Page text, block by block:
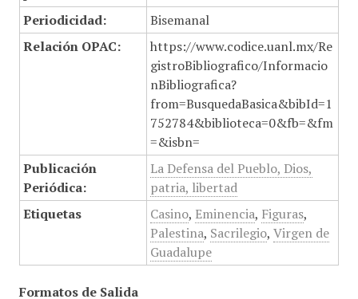
Periodicidad:
Bisemanal
Relación OPAC:
https://www.codice.uanl.mx/Re
gistroBibliografico/Informacio
nBibliografica?
from=BusquedaBasica&bibId=1
752784&biblioteca=0&fb=&fm
=&isbn=
Publicación
Periódica:
La Defensa del Pueblo, Dios,
patria, libertad
Etiquetas
Casino, Eminencia, Figuras,
Palestina, Sacrilegio, Virgen de
Guadalupe
Formatos de Salida